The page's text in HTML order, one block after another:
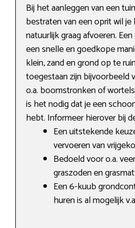
Bij het aanleggen van een
bestraten van een oprit wil
natuurlijk graag afvoeren.
een snelle en goedkope
klein, zand en grond op te
toegestaan zijn bijvoorbeeld
o.a. boomstronken of
is het nodig dat je een
hebt. Informeer hierover bij
Een uitstekende
vervoeren van
Bedoeld voor o.a.
graszoden en
Een 6-kuub
huren is al mogelijk